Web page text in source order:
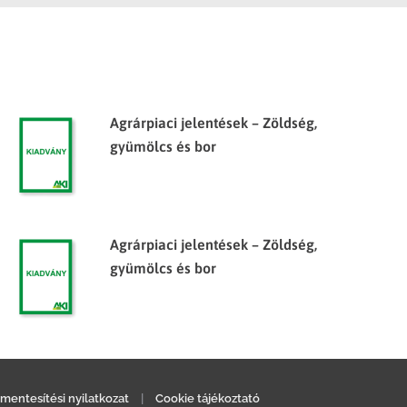
Agrárpiaci jelentések – Zöldség,
gyümölcs és bor
Agrárpiaci jelentések – Zöldség,
gyümölcs és bor
nyilatkozat Cookie tájékoztató